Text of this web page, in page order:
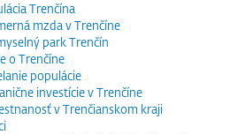
Trenčína
mzda v Trenčíne
park Trenčín
o Trenčíne
populácie
investície v Trenčíne
v Trenčianskom kraji